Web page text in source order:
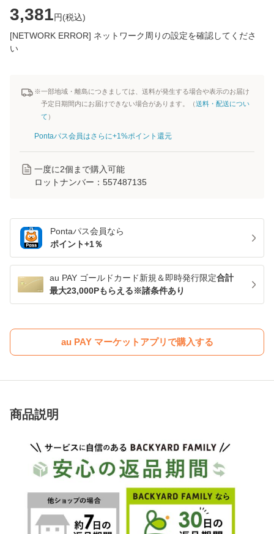
3,381円(税込)
[NETWORK ERROR] ネットワーク周りの設定を確認してくださ
い
※一部地域・離島につきましては、送料が発生する場合や表示のお届け
予定日期間内にお届けできない場合があります。（送料・配送につい
て ）
Pontaパス会員はさらに+1%ポイント還元
一度に2個まで購入可能
ロットナンバー： 557487135
Pontaパス会員なら
ポイント+1％
au PAY ゴールドカード新規＆即時発行限定合計
最大23,000Pもらえる※諸条件あり
au PAY マーケットアプリで購入する
商品説明